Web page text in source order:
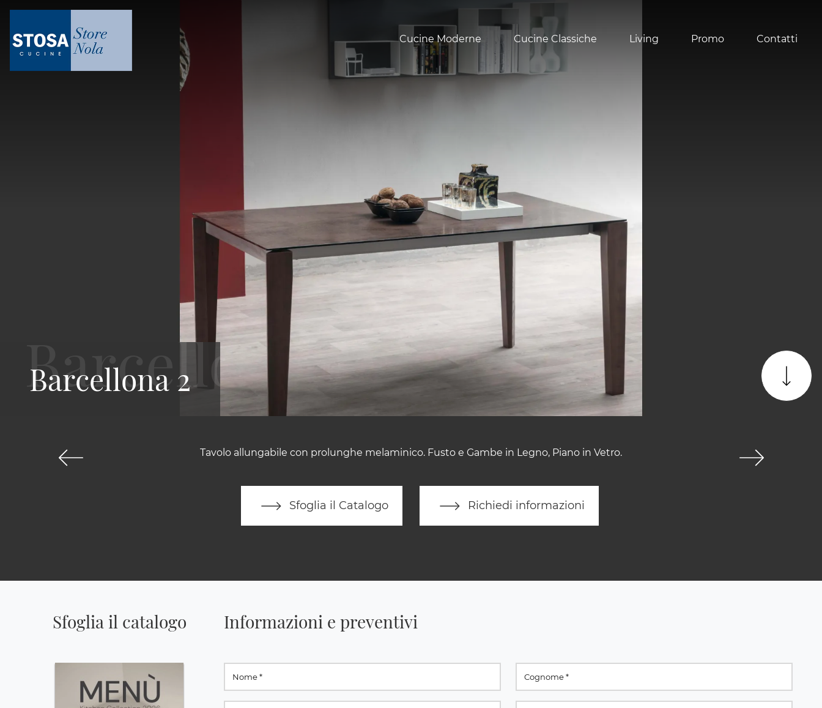
Cucine Moderne Cucine Classiche Living Promo Contatti
Tavolo allungabile con prolunghe melaminico. Fusto e Gambe in Legno, Piano in Vetro.
Sfoglia il Catalogo Richiedi informazioni
Barcellona 2
Sfoglia il catalogo Informazioni e preventivi